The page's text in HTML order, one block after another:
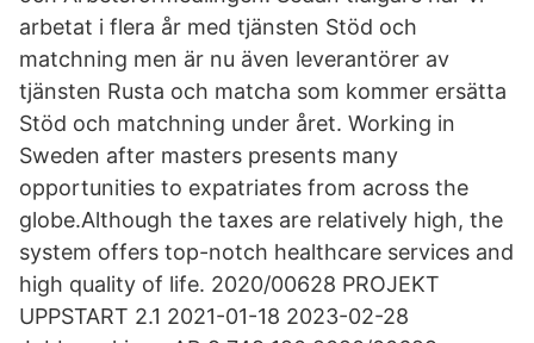
arbetat i flera år med tjänsten Stöd och
matchning men är nu även leverantörer av
tjänsten Rusta och matcha som kommer ersätta
Stöd och matchning under året. Working in
Sweden after masters presents many
opportunities to expatriates from across the
globe.Although the taxes are relatively high, the
system offers top-notch healthcare services and
high quality of life. 2020/00628 PROJEKT
UPPSTART 2.1 2021-01-18 2023-02-28